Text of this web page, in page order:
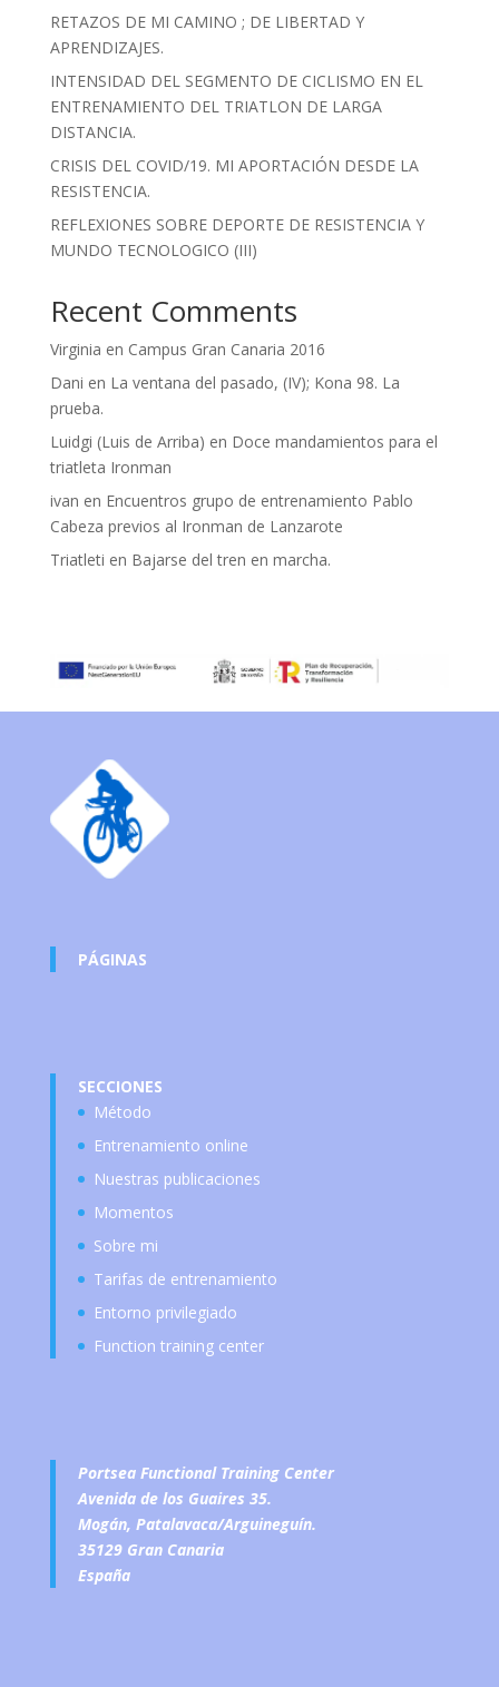
RETAZOS DE MI CAMINO ; DE LIBERTAD Y
APRENDIZAJES.
INTENSIDAD DEL SEGMENTO DE CICLISMO EN EL
ENTRENAMIENTO DEL TRIATLON DE LARGA
DISTANCIA.
CRISIS DEL COVID/19. MI APORTACIÓN DESDE LA
RESISTENCIA.
REFLEXIONES SOBRE DEPORTE DE RESISTENCIA Y
MUNDO TECNOLOGICO (III)
Recent Comments
Virginia en Campus Gran Canaria 2016
Dani en La ventana del pasado, (IV); Kona 98. La
prueba.
Luidgi (Luis de Arriba) en Doce mandamientos para el
triatleta Ironman
ivan en Encuentros grupo de entrenamiento Pablo
Cabeza previos al Ironman de Lanzarote
Triatleti en Bajarse del tren en marcha.
PÁGINAS
SECCIONES
Método
Entrenamiento online
Nuestras publicaciones
Momentos
Sobre mi
Tarifas de entrenamiento
Entorno privilegiado
Function training center
Portsea Functional Training Center
Avenida de los Guaires 35.
Mogán, Patalavaca/Arguineguín.
35129 Gran Canaria
España